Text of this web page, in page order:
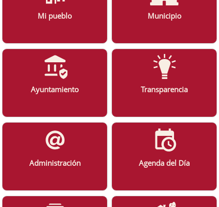
Mi pueblo Municipio
Ayuntamiento Transparencia
Administración Agenda del Día